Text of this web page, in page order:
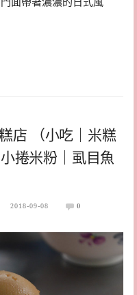
店 （小吃｜米糕
捲米粉｜虱目魚
2018-09-08 0